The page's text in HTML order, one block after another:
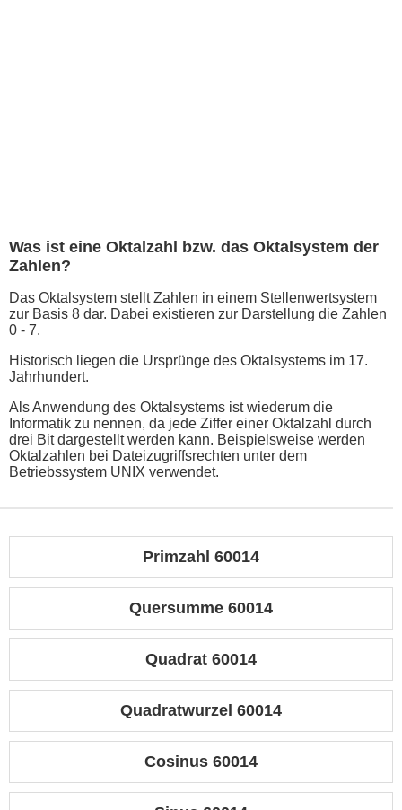
Was ist eine Oktalzahl bzw. das Oktalsystem der
Zahlen?
Das Oktalsystem stellt Zahlen in einem Stellenwertsystem
zur Basis 8 dar. Dabei existieren zur Darstellung die Zahlen
0 - 7.
Historisch liegen die Ursprünge des Oktalsystems im 17.
Jahrhundert.
Als Anwendung des Oktalsystems ist wiederum die
Informatik zu nennen, da jede Ziffer einer Oktalzahl durch
drei Bit dargestellt werden kann. Beispielsweise werden
Oktalzahlen bei Dateizugriffsrechten unter dem
Betriebssystem UNIX verwendet.
Primzahl 60014
Quersumme 60014
Quadrat 60014
Quadratwurzel 60014
Cosinus 60014